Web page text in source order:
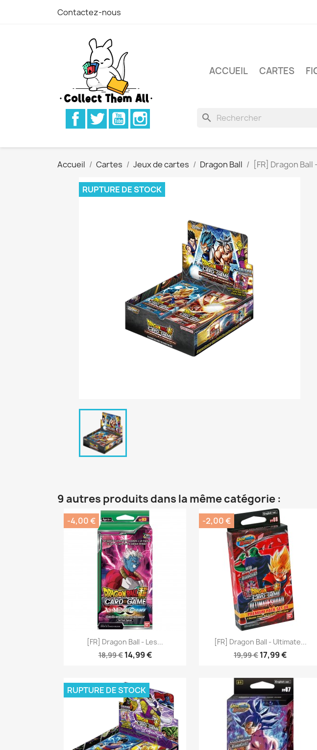
Contactez-nous
ACCUEIL CARTES
FacebookTwitterYouTube search
Accueil Cartes Jeux de cartes Dragon Ball [FR] Dragon
RUPTURE DE STOCK
9 autres produits dans la même catégorie :
[FR] Dragon Ball - Les...
18,99 € 14,99 €
-4,00 €
Aperçu rapide
[FR] Dragon Ball - Ultimate...
19,99 € 17,99 €
-2,00 €
Aperçu rapide
RUPTURE DE STOCK